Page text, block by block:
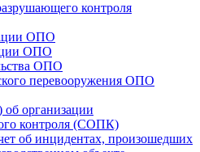
контроля
ОПО
ОПО
ОПО
перевооружения ОПО
об организации
контроля (CОПК)
об инцидентах, произошедших